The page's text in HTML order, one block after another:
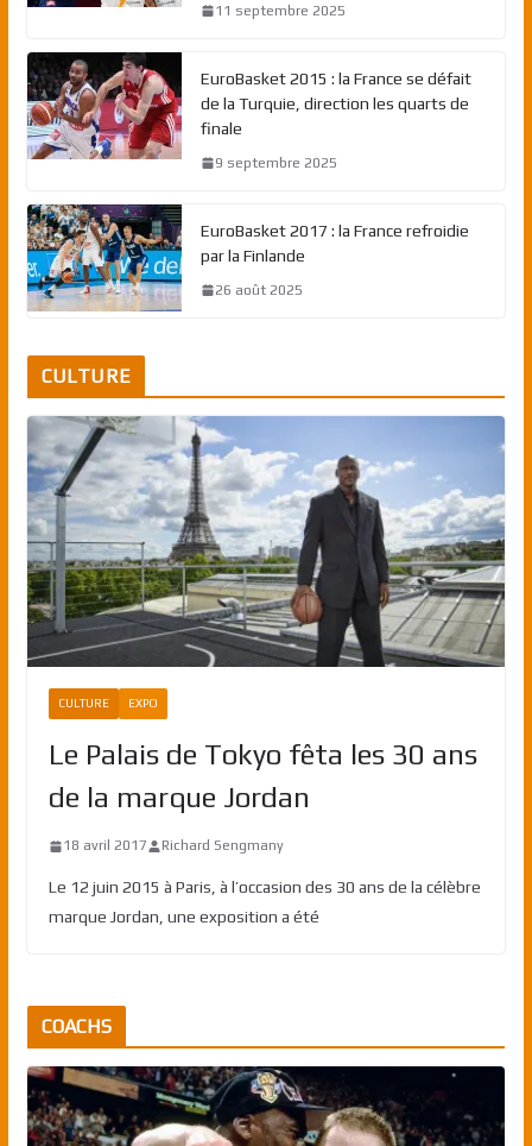
11 septembre 2025
EuroBasket 2015 : la France se défait
de la Turquie, direction les quarts de
finale
9 septembre 2025
EuroBasket 2017 : la France refroidie
par la Finlande
26 août 2025
CULTURE
CULTURE EXPO
Le Palais de Tokyo fêta les 30 ans
de la marque Jordan
18 avril 2017 Richard Sengmany
Le 12 juin 2015 à Paris, à l’occasion des 30 ans de la célèbre
marque Jordan, une exposition a été
COACHS